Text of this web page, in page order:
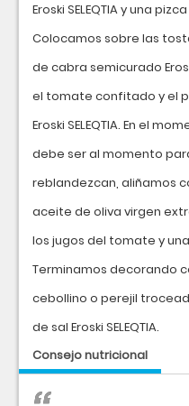
Eroski SELEQTIA y una
Colocamos sobre las
de cabra semicurado
el tomate confitado y el
Eroski SELEQTIA. En el
debe ser al momento
reblandezcan, aliñamos
aceite de oliva virgen extra
los jugos del tomate y
Terminamos decorando
cebollino o perejil
de sal Eroski SELEQTIA.
Consejo nutricional